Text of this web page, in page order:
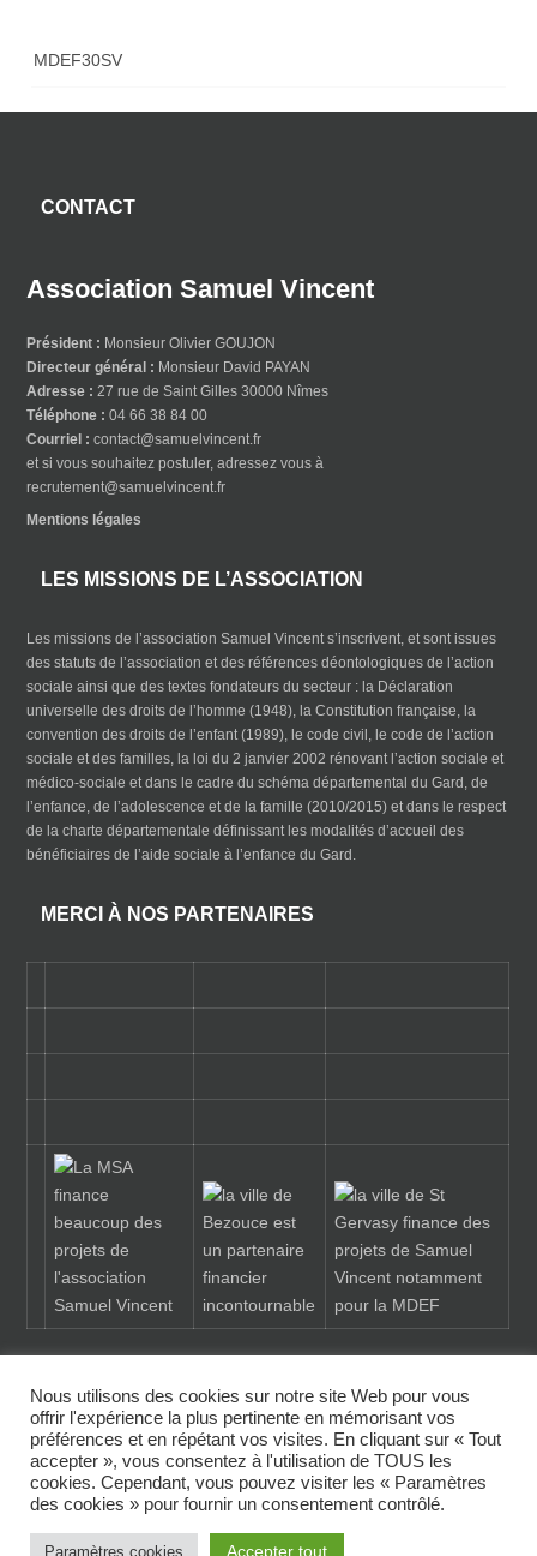
MDEF30SV
CONTACT
Association Samuel Vincent
Président : Monsieur Olivier GOUJON
Directeur général : Monsieur David PAYAN
Adresse :27 rue de Saint Gilles 30000 Nîmes
Téléphone :04 66 38 84 00
Courriel :contact@samuelvincent.fr
et si vous souhaitez postuler, adressez vous à
recrutement@samuelvincent.fr
Mentions légales
LES MISSIONS DE L’ASSOCIATION
Les missions de l’association Samuel Vincent s’inscrivent, et sont issues
des statuts de l’association et des références déontologiques de l’action
sociale ainsi que des textes fondateurs du secteur : la Déclaration
universelle des droits de l’homme (1948), la Constitution française, la
convention des droits de l’enfant (1989), le code civil, le code de l’action
sociale et des familles, la loi du 2 janvier 2002 rénovant l’action sociale et
médico-sociale et dans le cadre du schéma départemental du Gard, de
l’enfance, de l’adolescence et de la famille (2010/2015) et dans le respect
de la charte départementale définissant les modalités d’accueil des
bénéficiaires de l’aide sociale à l’enfance du Gard.
MERCI À NOS PARTENAIRES
© COPYRIGHT SAMUEL VINCENT
ACCUEIL L’ASSOCIATION NOS PÔLES
DONS
CONTACT
Nous utilisons des cookies sur notre site Web pour vous
offrir l'expérience la plus pertinente en mémorisant vos
préférences et en répétant vos visites. En cliquant sur « Tout
accepter », vous consentez à l'utilisation de TOUS les
cookies. Cependant, vous pouvez visiter les « Paramètres
des cookies » pour fournir un consentement contrôlé.
Paramètres cookies Accepter tout